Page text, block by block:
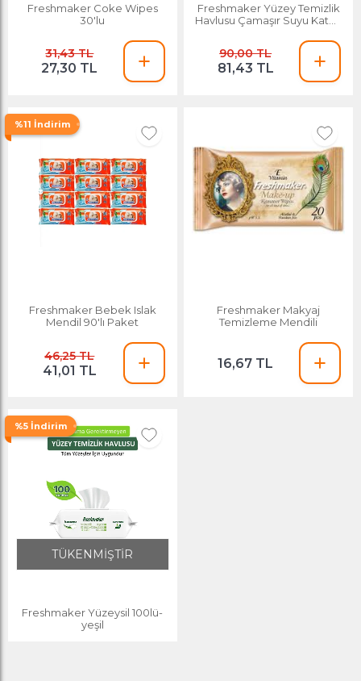
Freshmaker Coke Wipes
30'lu
31,43 TL
27,30 TL
Freshmaker Yüzey Temizlik
Havlusu Çamaşır Suyu Katkılı
90,00 TL
81,43 TL
%11 İndirim
Freshmaker Bebek Islak
Mendil 90'lı Paket
46,25 TL
41,01 TL
Freshmaker Makyaj
Temizleme Mendili
16,67 TL
%5 İndirim
TÜKENMİŞTİR
Freshmaker Yüzeysil 100lü-
yeşil